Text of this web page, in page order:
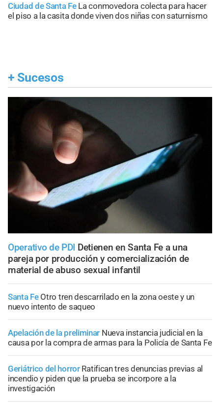
Ciudad de Santa Fe La conmovedora colecta para hacer
el piso a la casita donde viven dos niñas con saturnismo
+ Sucesos
Operativo de PDI Detienen en Santa Fe a una
pareja por producción y comercialización de
material de abuso sexual infantil
Santa Fe Otro tren descarrilado en la zona oeste y un
nuevo intento de saqueo
Apelación de la preliminar Nueva instancia judicial en la
causa por la compra de armas para la Policía de Santa Fe
Geriátrico del horror Ratifican tres denuncias previas al
incendio y piden que la prueba se incorpore a la
investigación